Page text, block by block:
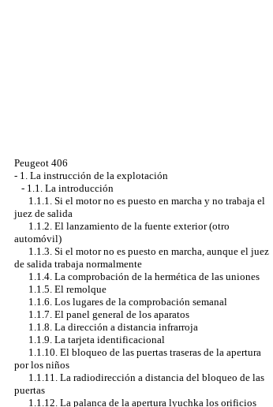
Peugeot 406
- 1. La instrucción de la explotación
- 1.1. La introducción
1.1.1. Si el motor no es puesto en marcha y no trabaja el
juez de salida
1.1.2. El lanzamiento de la fuente exterior (otro
automóvil)
1.1.3. Si el motor no es puesto en marcha, aunque el juez
de salida trabaja normalmente
1.1.4. La comprobación de la hermética de las uniones
1.1.5. El remolque
1.1.6. Los lugares de la comprobación semanal
1.1.7. El panel general de los aparatos
1.1.8. La dirección a distancia infrarroja
1.1.9. La tarjeta identificacional
1.1.10. El bloqueo de las puertas traseras de la apertura
por los niños
1.1.11. La radiodirección a distancia del bloqueo de las
puertas
1.1.12. La palanca de la apertura lyuchka los orificios